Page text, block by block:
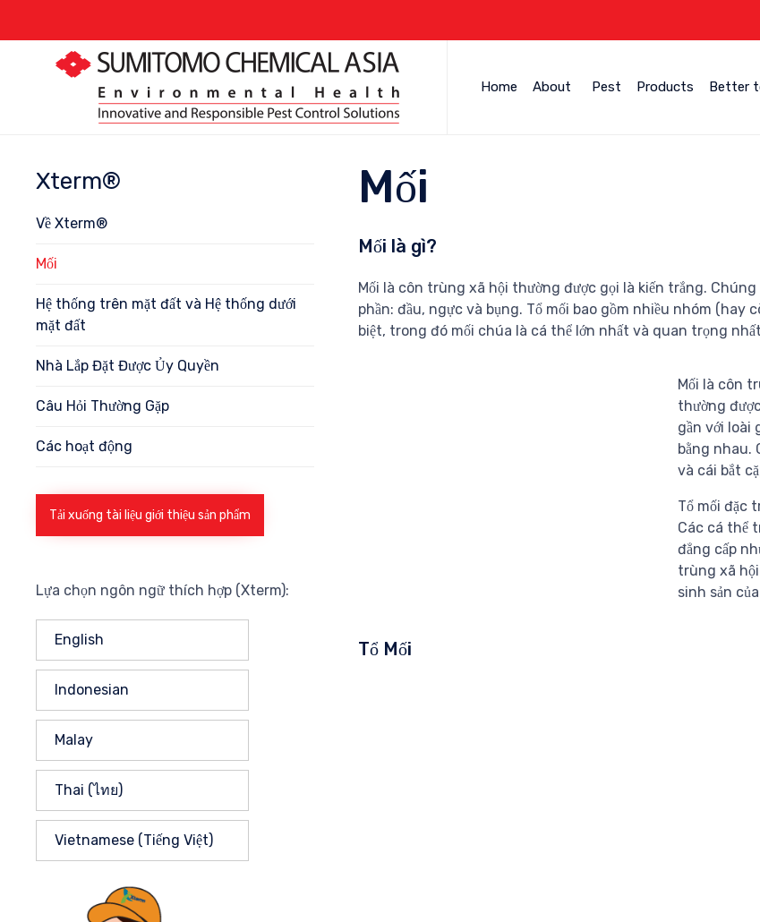
Home About Pest Products Better
Mối
Mối là gì?
Mối là côn trùng xã hội thường được gọi là kiến ​​trắng.
phần: đầu, ngực và bụng. Tổ mối bao gồm nhiều nhóm
biệt, trong đó mối chúa là cá thể lớn nhất và quan trọng
Mối là côn
thường
gần với loài
bằng nhau.
và cái bắt
Tổ mối đặc
Các cá thể
đẳng cấp
trùng xã
sinh sản
Tổ Mối
Xterm®
Về Xterm®
Mối
Hệ thống trên mặt đất và Hệ thống dưới
mặt đất
Nhà Lắp Đặt Được Ủy Quyền
Câu Hỏi Thường Gặp
Các hoạt động
Tải xuống tài liệu giới thiệu sản phẩm
Lựa chọn ngôn ngữ thích hợp (Xterm):
English
Indonesian
Malay
Thai (ไทย)
Vietnamese (Tiếng Việt)